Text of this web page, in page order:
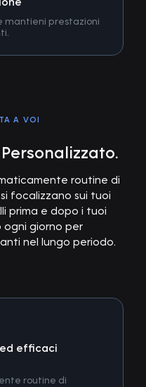
mantieni prestazioni
A VOI
routine di
focalizzano sui tuoi
prima e dopo i tuoi
ogni giorno per
nel lungo periodo.
efficaci
routine di